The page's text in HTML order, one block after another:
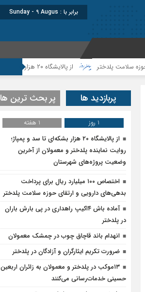
برابر با : Sunday - 9 August - 2026
از پالایشگاه ۲۰ هزار بشکه‌ای تا سد و پمپاژ؛روایت نماینده پلدختر و معمولان از آخرین وضعیت پروژه‌های شهرستان
پربازدید ها پر بحث ترین ها
1 روز
1 هفته
از پالایشگاه ۲۰ هزار بشکه‌ای تا سد و پمپاژ؛
روایت نماینده پلدختر و معمولان از آخرین
وضعیت پروژه‌های شهرستان
اختصاص ۱۰۰ میلیارد ریال برای پرداخت
بدهی‌های دارویی و ارتقای حوزه سلامت پلدختر
آماده باش ۴‌اکیپ راهداری در پی بارش باران
در پلدختر
انهدام باند قاچاق چوب در چمشک معمولان
ضرورت تکریم ایثارگران و آزادگان در پلدختر
۱۳موکب در پلدختر و معمولان به زائران اربعین
حسینی خدمات‌رسانی می‌کنند